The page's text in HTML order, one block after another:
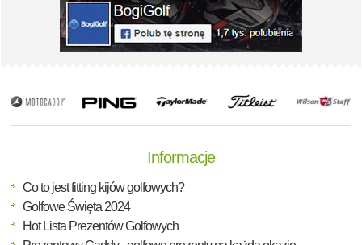
Informacje
Co to jest fitting kijów golfowych?
Golfowe Święta 2024
Hot Lista Prezentów Golfowych